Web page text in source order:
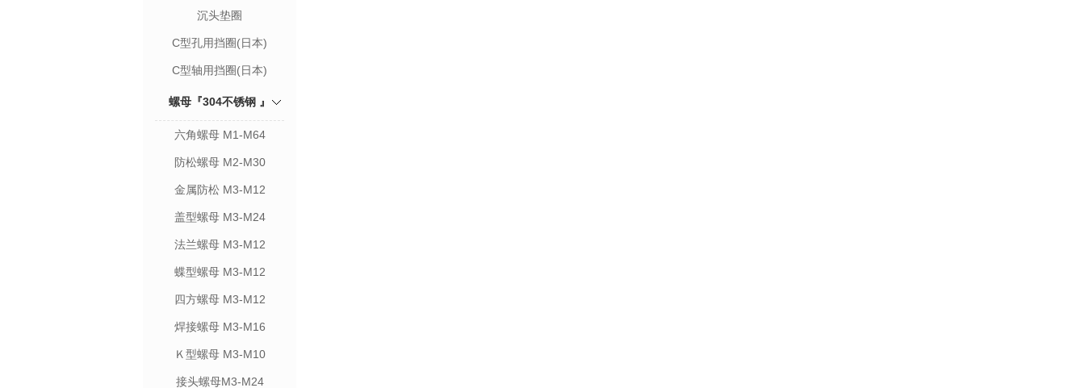
沉头垫圈
C型孔用挡圈(日本)
C型轴用挡圈(日本)
螺母『304不锈钢 』
六角螺母 M1-M64
防松螺母 M2-M30
金属防松 M3-M12
盖型螺母 M3-M24
法兰螺母 M3-M12
蝶型螺母 M3-M12
四方螺母 M3-M12
焊接螺母 M3-M16
Ｋ型螺母 M3-M10
接头螺母M3-M24